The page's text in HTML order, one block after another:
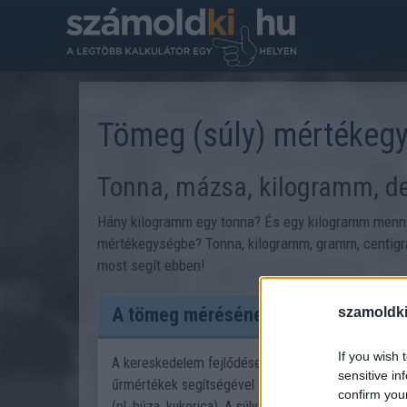
If you wish
sensitive
confirm
Tömeg (súly)
Tonna, mázsa, kilogramm,
Hány kilogramm egy tonna? És egy kilogramm
mértékegységbe? Tonna, kilogramm, gramm,
most segít ebben!
A tömeg mérésének kialakulása
A kereskedelem fejlődése a súly, illetve a tömeg
űrmértékek segítségével oldottak meg, nemcsak